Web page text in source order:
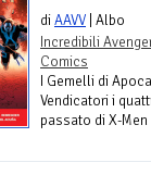
diAAVV | Albo
Incredibili
Comics
I Gemelli di
Vendicatori i
passato di X-